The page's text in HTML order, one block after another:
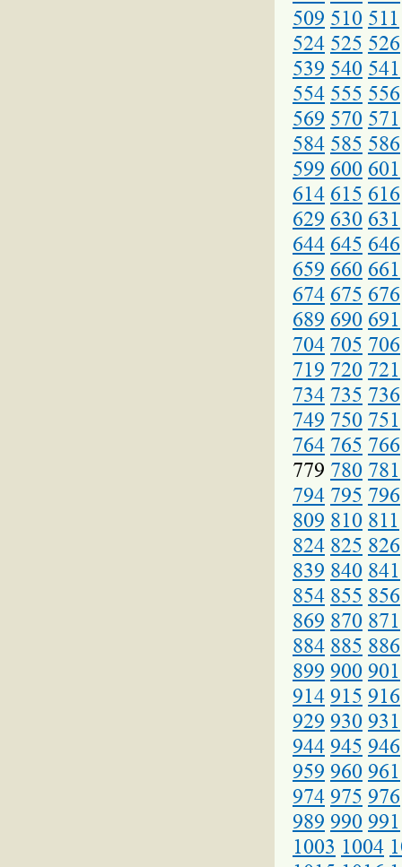
509 510 511
524 525 526
539 540 541
554 555 556
569 570 571
584 585 586
599 600 601
614 615 616
629 630 631
644 645 646
659 660 661
674 675 676
689 690 691
704 705 706
719 720 721
734 735 736
749 750 751
764 765 766
779 780 781
794 795 796
809 810 811
824 825 826
839 840 841
854 855 856
869 870 871
884 885 886
899 900 901
914 915 916
929 930 931
944 945 946
959 960 961
974 975 976
989 990 991
1003 1004